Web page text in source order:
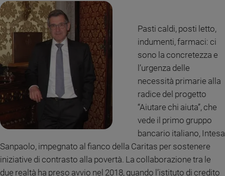
Parola
del
giorno
Santo
del
Società
valori
Ambiente
Volontariato
Diritti
Pasti caldi, posti letto,
indumenti, farmaci: ci
sono la concretezza e
l’urgenza delle
necessità primarie alla
radice del progetto
“Aiutare chi aiuta”, che
vede il primo gruppo
bancario italiano, Intesa
Sanpaolo, impegnato al fianco della Caritas per sostenere
iniziative di contrasto alla povertà. La collaborazione tra le
due realtà ha preso avvio nel 2018, quando l’istituto di credito